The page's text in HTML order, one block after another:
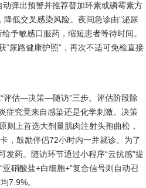
弹出预警并推荐替加环素或磷霉素方
低交叉感染风险。夜间急诊由“泌尿
予敏感口服药，缩短患者等待时间。
“尿路健康护照”，再次不适可免检直接
评估—决策—随访”三步。评估阶段除
症究竟来自感染还是化学刺激。决策
则上首选大剂量肌肉注射头孢曲松，
，鼓励伴侣72小时内一并就诊。为了
药。随访环节通过小程序“云抗感”提
硝酸盐+白细胞+”复合信号则自动召
7.9%。